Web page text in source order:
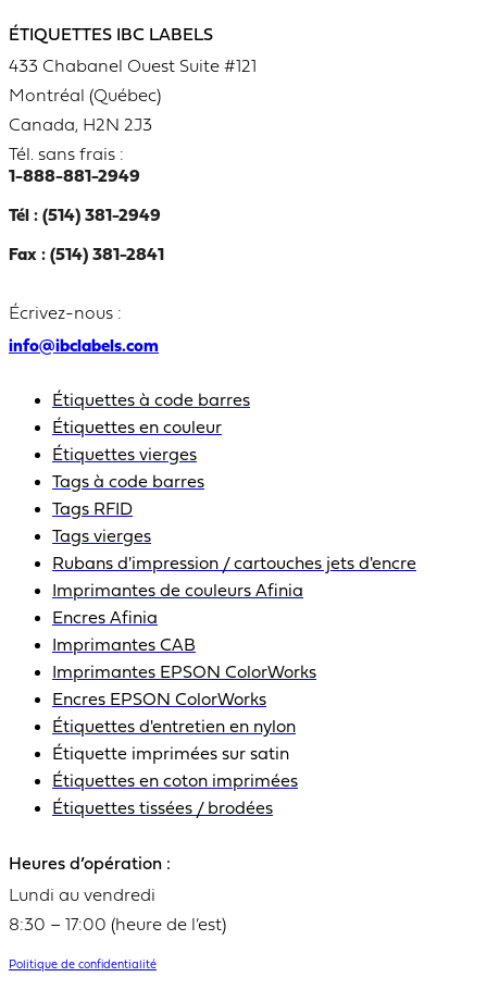
ÉTIQUETTES IBC LABELS
433 Chabanel Ouest Suite #121
Montréal (Québec)
Canada, H2N 2J3
Tél. sans frais :
1-888-881-2949
Tél : (514) 381-2949
Fax : (514) 381-2841
Écrivez-nous :
info@ibclabels.com
Étiquettes à code barres
Étiquettes en couleur
Étiquettes vierges
Tags à code barres
Tags RFID
Tags vierges
Rubans d'impression / cartouches jets d'encre
Imprimantes de couleurs Afinia
Encres Afinia
Imprimantes CAB
Imprimantes EPSON ColorWorks
Encres EPSON ColorWorks
Étiquettes d'entretien en nylon
Étiquette imprimées sur satin
Étiquettes en coton imprimées
Étiquettes tissées / brodées
Heures d’opération :
Lundi au vendredi
8:30 – 17:00 (heure de l’est)
Politique de confidentialité